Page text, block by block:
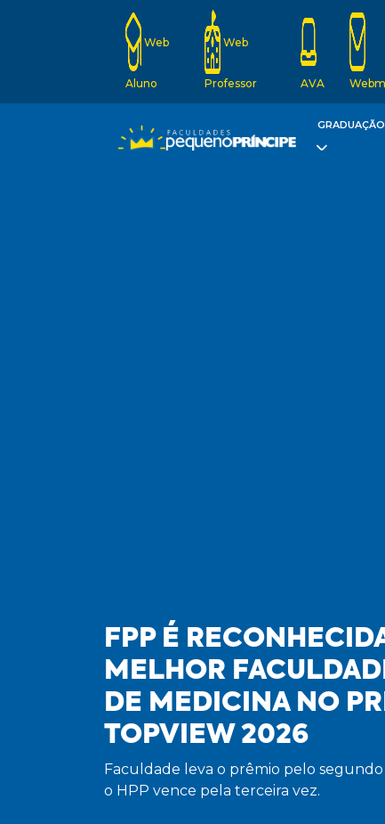
Web
Aluno
Web
Professor AVA
GRADUAÇÃO
FPP É
MELHOR
DE MEDICINA NO
TOPVIEW 2026
Faculdade leva o prêmio pelo
o HPP vence pela terceira vez.